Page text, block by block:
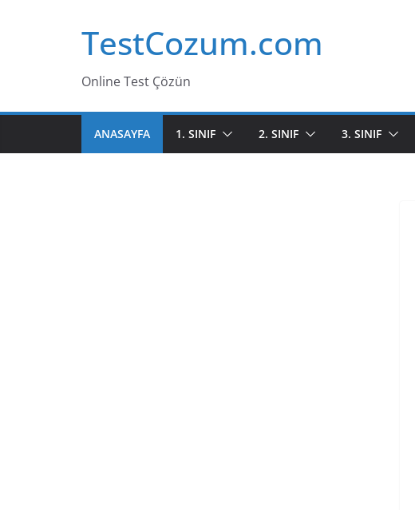
TestCozum.com
Online Test Çözün
ANASAYFA 1. SINIF 2. SINIF 3. SINIF